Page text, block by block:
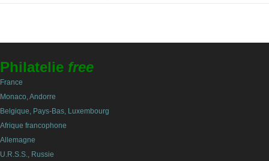
Philatelie free
France
Monaco, Andorre
Belgique, Pays-Bas, Luxembourg
Afrique francophone
Allemagne
U.R.S.S., Russie